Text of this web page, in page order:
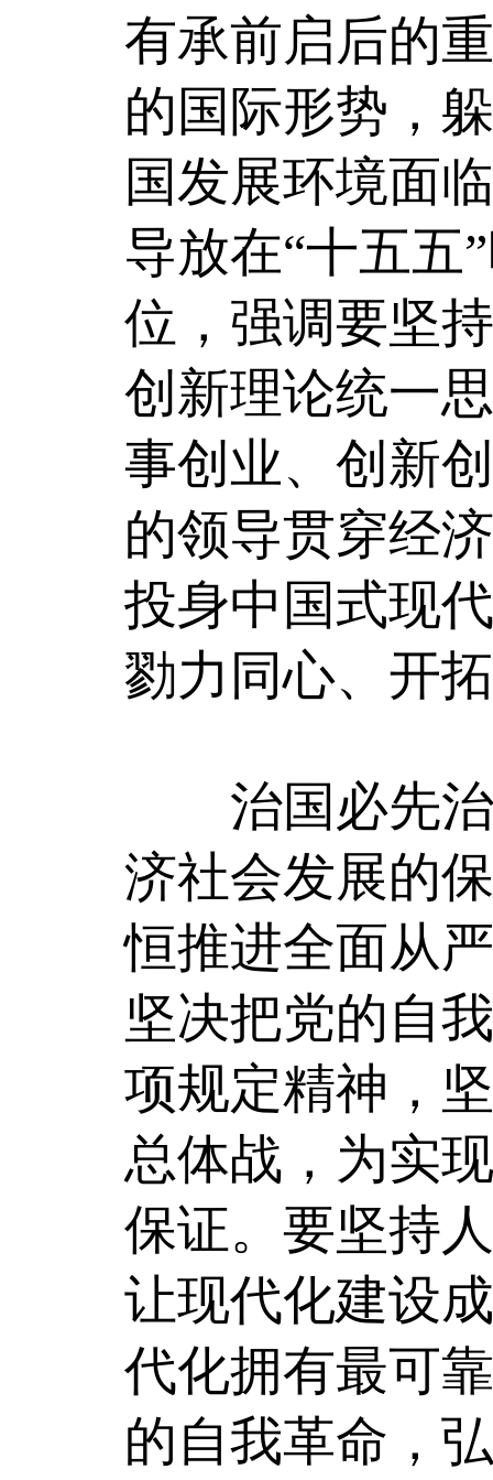
有承前启后的
的国际形势，
国发展环境面
导放在“十五五
位，强调要坚
创新理论统一
事创业、创新
的领导贯穿经
投身中国式现
勠力同心、开
治国必先治
济社会发展的
恒推进全面从
坚决把党的自
项规定精神，
总体战，为实
保证。要坚持
让现代化建设
代化拥有最可
的自我革命，